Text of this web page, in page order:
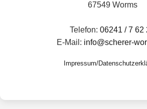
67549 Worms
Telefon: 06241 / 7 62
E-Mail: info@scherer-
Impressum/